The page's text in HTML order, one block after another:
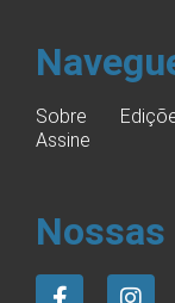
Sobre
Assine